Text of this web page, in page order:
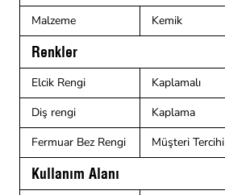
Malzeme Kemik
Renkler
Elcik Rengi
Kaplamalı
Diş rengi
Kaplama
Fermuar Bez Rengi
Müşteri Tercihi
Kullanım Alanı